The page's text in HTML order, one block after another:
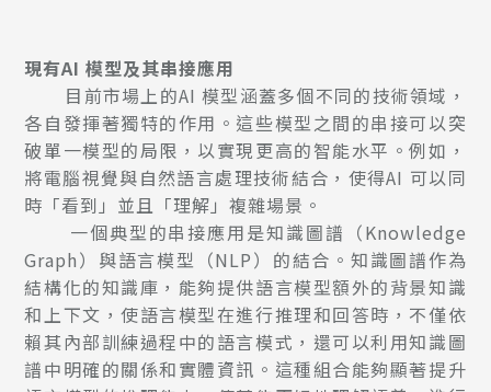
現有AI模型及其串接應用
目前市場上的AI 模型涵蓋多個不同的技術領域，
各自發揮著獨特的作用。這些模型之間的串接可以突
破單一模型的局限，以實現更高的智能水平。例如，
將電腦視覺與自然語言處理技術結合，使得AI 可以同
時「看到」並且「理解」複雜場景。
一個典型的串接應用是知識圖譜（Knowledge
Graph）與語言模型（NLP）的結合。知識圖譜作為
結構化的知識庫，能夠提供語言模型額外的背景知識
和上下文，使語言模型在進行推理和回答時，不僅依
賴其內部訓練過程中的語言模式，還可以利用知識圖
譜中明確的關係和實體資訊。這種組合能夠顯著提升